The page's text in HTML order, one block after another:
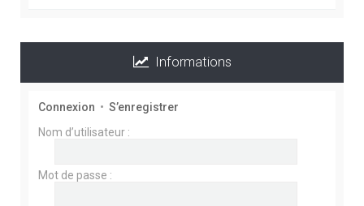
BONJOUR A TOUS ,
EVITEZ DE CLIQUER SUR LES MESSAGES QUI NE
POUR NE PAS PERDRE VOTRE TEMPS ET
Informations
Connexion • S’enregistrer
Nom d’utilisateur :
Mot de passe :